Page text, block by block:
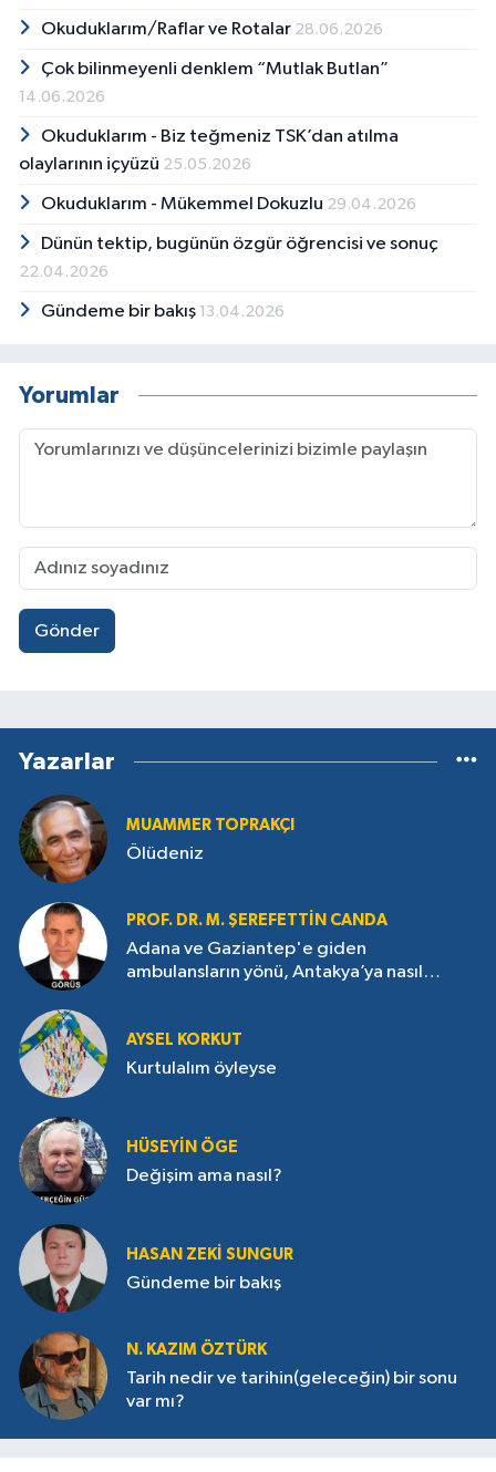
Okuduklarım/Raflar ve Rotalar 28.06.2026
Çok bilinmeyenli denklem “Mutlak Butlan”
14.06.2026
Okuduklarım - Biz teğmeniz TSK’dan atılma
olaylarının içyüzü 25.05.2026
Okuduklarım - Mükemmel Dokuzlu 29.04.2026
Dünün tektip, bugünün özgür öğrencisi ve sonuç
22.04.2026
Gündeme bir bakış 13.04.2026
Yorumlar
Gönder
Yazarlar
MUAMMER TOPRAKÇI
Ölüdeniz
PROF. DR. M. ŞEREFETTIN CANDA
Adana ve Gaziantep'e giden
ambulansların yönü, Antakya’ya nasıl
AYSEL KORKUT
Kurtulalım öyleyse
HÜSEYIN ÖGE
Değişim ama nasıl?
HASAN ZEKI SUNGUR
Gündeme bir bakış
N. KAZIM ÖZTÜRK
Tarih nedir ve tarihin(geleceğin) bir sonu
var mı?